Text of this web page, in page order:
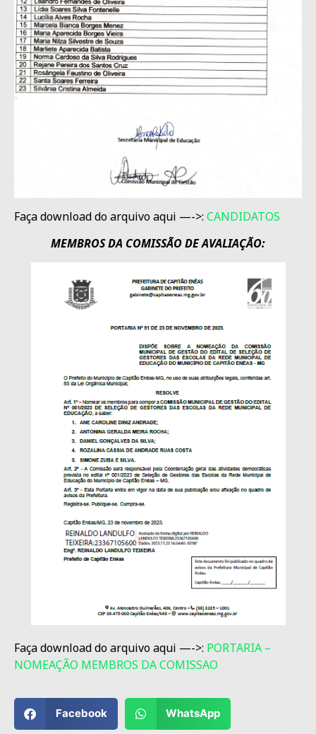
Faça download do arquivo aqui —->: CANDIDATOS
MEMBROS DA COMISSÃO DE AVALIAÇÃO:
Faça download do arquivo aqui —->: PORTARIA –
NOMEAÇÃO MEMBROS DA COMISSAO
Facebook WhatsApp